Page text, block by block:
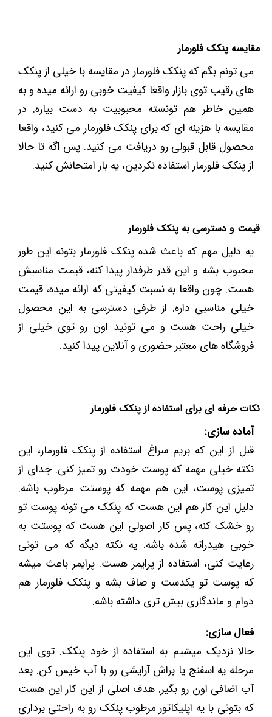
مقایسه پنکک فلورمار
می تونم بگم که پنکک فلورمار در مقایسه با خیلی از پنکک
های رقیب توی بازار واقعا کیفیت خوبی رو ارائه میده و به
همین خاطر هم تونسته محبوبیت به دست بیاره. در
مقایسه با هزینه ای که برای پنکک فلورمار می کنید، واقعا
محصول قابل قبولی رو دریافت می کنید. پس اگه تا حالا
از پنکک فلورمار استفاده نکردین، یه بار امتحانش کنید.
قیمت و دسترسی به پنکک فلورمار
یه دلیل مهم که باعث شده پنکک فلورمار بتونه این طور
محبوب بشه و این قدر طرفدار پیدا کنه، قیمت مناسبش
هست. چون واقعا به نسبت کیفیتی که ارائه میده، قیمت
خیلی مناسبی داره. از طرفی دسترسی به این محصول
خیلی راحت هست و می تونید اون رو توی خیلی از
فروشگاه های معتبر حضوری و آنلاین پیدا کنید.
نکات حرفه ای برای استفاده از پنکک فلورمار
آماده سازی:
قبل از این که بریم سراغ استفاده از پنکک فلورمار، این
نکته خیلی مهمه که پوست خودت رو تمیز کنی. جدای از
تمیزی پوست، این هم مهمه که پوستت مرطوب باشه.
دلیل این کار هم این هست که پنکک می تونه پوست تو
رو خشک کنه، پس کار اصولی این هست که پوستت به
خوبی هیدراته شده باشه. یه نکته دیگه که می تونی
رعایت کنی، استفاده از پرایمر هست. پرایمر باعث میشه
که پوست تو یکدست و صاف بشه و پنکک فلورمار هم
دوام و ماندگاری بیش تری داشته باشه.
فعال سازی:
حالا نزدیک میشیم به استفاده از خود پنکک. توی این
مرحله یه اسفنج یا براش آرایشی رو با آب خیس کن. بعد
آب اضافی اون رو بگیر. هدف اصلی از این کار این هست
که بتونی با یه اپلیکاتور مرطوب پنکک رو به راحتی برداری